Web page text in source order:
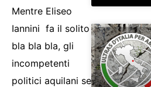
Mentre Eliseo
Iannini fa il solito
bla bla bla, gli
incompetenti
politici aquilani se